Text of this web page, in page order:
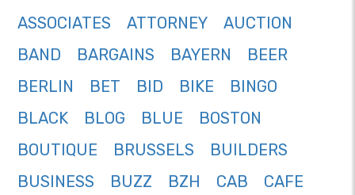
ASSOCIATES
ATTORNEY
AUCTION
BAND
BARGAINS BAYERN
BEER
BERLIN
BET BID BIKE
BINGO
BLACK
BLOG BLUE
BOSTON
BOUTIQUE
BRUSSELS
BUILDERS
BUSINESS
BUZZ BZH CAB
CAFE